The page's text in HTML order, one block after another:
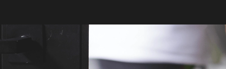
Reduzierter administrativer Aufwand
Zugriff auf ein Ereignisprotokoll mit